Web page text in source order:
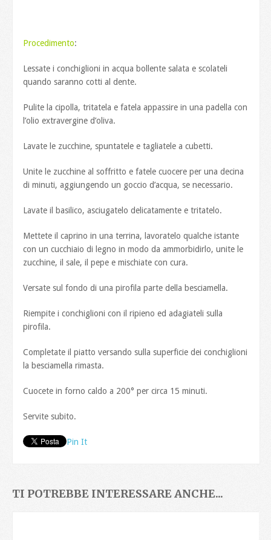
Procedimento:
Lessate i conchiglioni in acqua bollente salata e scolateli
quando saranno cotti al dente.
Pulite la cipolla, tritatela e fatela appassire in una padella con
l’olio extravergine d’oliva.
Lavate le zucchine, spuntatele e tagliatele a cubetti.
Unite le zucchine al soffritto e fatele cuocere per una decina
di minuti, aggiungendo un goccio d’acqua, se necessario.
Lavate il basilico, asciugatelo delicatamente e tritatelo.
Mettete il caprino in una terrina, lavoratelo qualche istante
con un cucchiaio di legno in modo da ammorbidirlo, unite le
zucchine, il sale, il pepe e mischiate con cura.
Versate sul fondo di una pirofila parte della besciamella.
Riempite i conchiglioni con il ripieno ed adagiateli sulla
pirofila.
Completate il piatto versando sulla superficie dei conchiglioni
la besciamella rimasta.
Cuocete in forno caldo a 200° per circa 15 minuti.
Servite subito.
Pin It
TI POTREBBE INTERESSARE ANCHE...